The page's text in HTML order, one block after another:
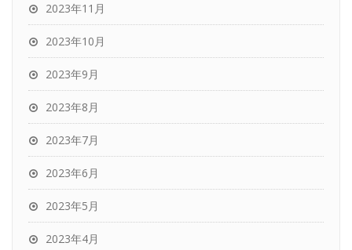
2023年11月
2023年10月
2023年9月
2023年8月
2023年7月
2023年6月
2023年5月
2023年4月